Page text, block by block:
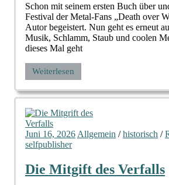
Schon mit seinem ersten Buch über
Festival der Metal-Fans „Death over
Autor begeistert. Nun geht es erneut
Musik, Schlamm, Staub und coolen
dieses Mal geht
Weiterlesen
Juni 16, 2026 Allgemein /historisch /
selfpublisher
Die Mitgift des Verfalls